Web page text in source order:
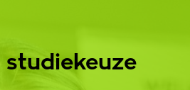
studiekeuze